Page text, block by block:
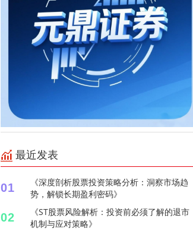
最近发表
01
《深度剖析股票投资策略分析：洞察市场趋
势，解锁长期盈利密码》
02
《ST股票风险解析：投资前必须了解的退市
机制与应对策略》